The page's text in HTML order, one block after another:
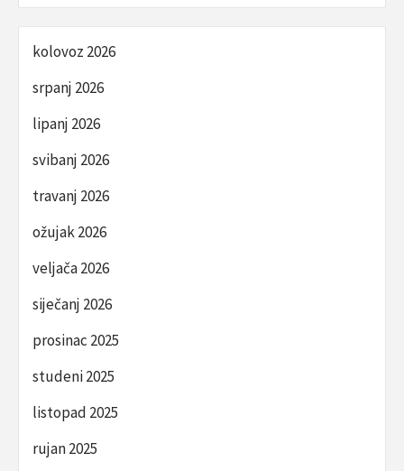
kolovoz 2026
srpanj 2026
lipanj 2026
svibanj 2026
travanj 2026
ožujak 2026
veljača 2026
siječanj 2026
prosinac 2025
studeni 2025
listopad 2025
rujan 2025